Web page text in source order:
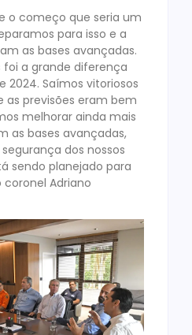
o começo que seria um
para isso e a
as bases avançadas.
a grande diferença
2024. Saímos vitoriosos
as previsões eram bem
melhorar ainda mais
as bases avançadas,
dos nossos
sendo planejado para
coronel Adriano